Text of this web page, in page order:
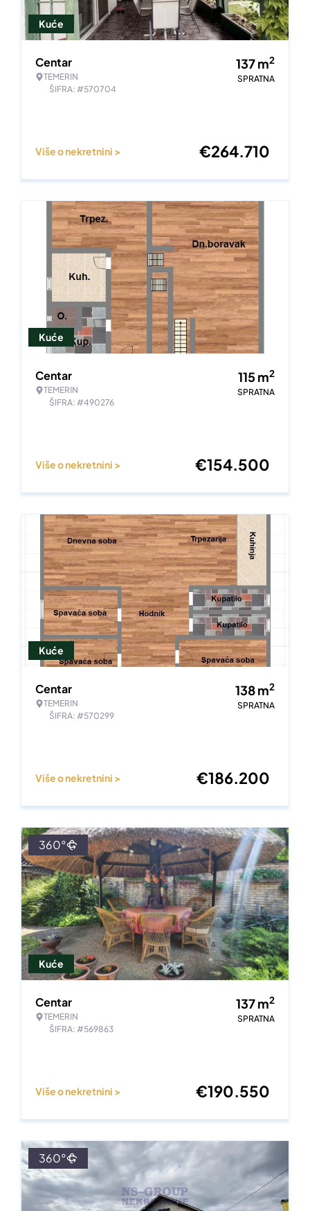
Kuće
Centar
TEMERIN
ŠIFRA: #570704
137m2
SPRATNA
Više o nekretnini > €264.710
Kuće
Centar
TEMERIN
ŠIFRA: #490276
115m2
SPRATNA
Više o nekretnini > €154.500
Kuće
Centar
TEMERIN
ŠIFRA: #570299
138m2
SPRATNA
Više o nekretnini > €186.200
Kuće
360°
Centar
TEMERIN
ŠIFRA: #569863
137m2
SPRATNA
Više o nekretnini > €190.550
360°